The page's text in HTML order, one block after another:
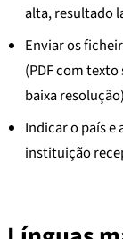
alta, resultado
Enviar os
(PDF com
baixa resolução)
Indicar o país e
instituição